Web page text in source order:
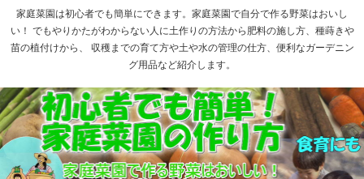
家庭菜園は初心者でも簡単にできます。家庭菜園で自分で作る野菜はおいし
い！ でもやりかたがわからない人に土作りの方法から肥料の施し方、種蒔きや
苗の植付けから、 収穫までの育て方や土や水の管理の仕方、便利なガーデニン
グ用品など紹介します。